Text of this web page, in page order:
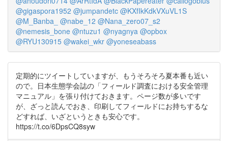
@gigaspora1952 @jumpandetc @KXfIkKdkVXuVL1S
@M_Banba_ @nabe_12 @Nana_zero07_s2
@nemesis_bone @ntuzu1 @nyagnya @opbox
@RYU130915 @wakei_wkr @yoneseabass
定期的にツイートしていますが、もうそろそろ夏本番も近い
ので。日本生態学会誌の「フィールド調査における安全管理
マニュアル」を張り付けておきます。ページ数が多いです
が、ざっと読んでおき、印刷してフィールドにお持ちするな
どすれば、いざというときも安心です。
https://t.co/6DpsCQ8syw